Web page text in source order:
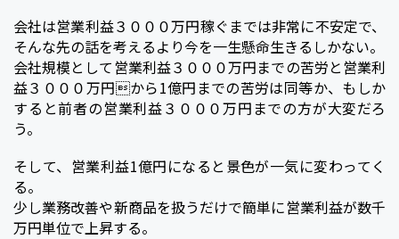
会社は営業利益３０００万円稼ぐまでは非常に不安定で、
そんな先の話を考えるより今を一生懸命生きるしかない。
会社規模として営業利益３０００万円までの苦労と営業利
益３０００万円から1億円までの苦労は同等か、もしか
すると前者の営業利益３０００万円までの方が大変だろ
う。
そして、営業利益1億円になると景色が一気に変わってく
る。
少し業務改善や新商品を扱うだけで簡単に営業利益が数千
万円単位で上昇する。